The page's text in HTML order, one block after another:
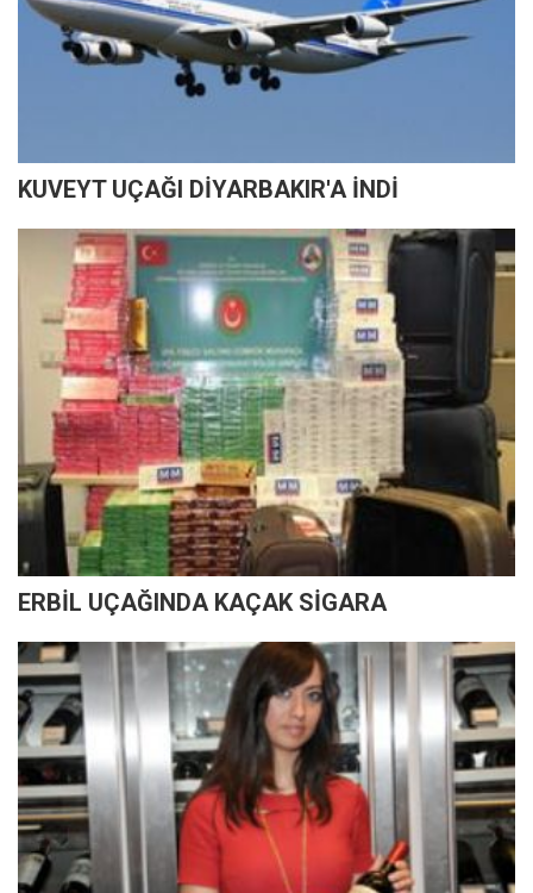
KUVEYT UÇAĞI DİYARBAKIR'A İNDİ
ERBİL UÇAĞINDA KAÇAK SİGARA